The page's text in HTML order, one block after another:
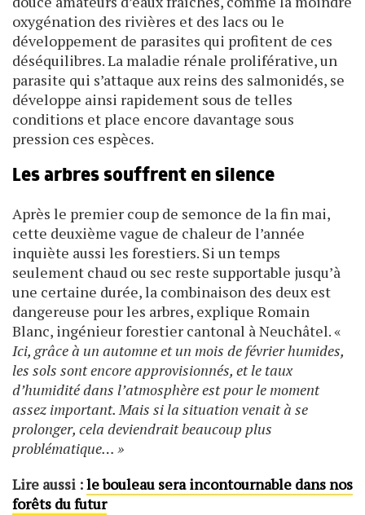
oxygénation des rivières et des lacs ou le
développement de parasites qui profitent de ces
déséquilibres. La maladie rénale proliférative, un
parasite qui s’attaque aux reins des salmonidés, se
développe ainsi rapidement sous de telles
conditions et place encore davantage sous
pression ces espèces.
Les arbres souffrent en silence
Après le premier coup de semonce de la fin mai,
cette deuxième vague de chaleur de l’année
inquiète aussi les forestiers. Si un temps
seulement chaud ou sec reste supportable jusqu’à
une certaine durée, la combinaison des deux est
dangereuse pour les arbres, explique Romain
Blanc, ingénieur forestier cantonal à Neuchâtel. «
Ici, grâce à un automne et un mois de février humides,
les sols sont encore approvisionnés, et le taux
d’humidité dans l’atmosphère est pour le moment
assez important. Mais si la situation venait à se
prolonger, cela deviendrait beaucoup plus
problématique… »
Lire aussi :le bouleau sera incontournable dans nos
forêts du futur